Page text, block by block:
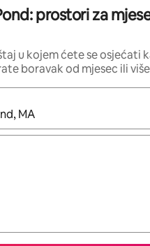
prostori za
u kojem ćete se osjećati
boravak od mjesec ili
rezultati, moći ćete ih